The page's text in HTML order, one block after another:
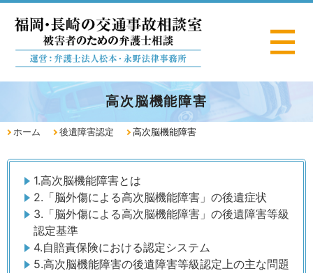
高次脳機能障害
ホーム 後遺障害認定 高次脳機能障害
1.高次脳機能障害とは
2.「脳外傷による高次脳機能障害」の後遺症状
3.「脳外傷による高次脳機能障害」の後遺障害等級
認定基準
4.自賠責保険における認定システム
5.高次脳機能障害の後遺障害等級認定上の主な問題